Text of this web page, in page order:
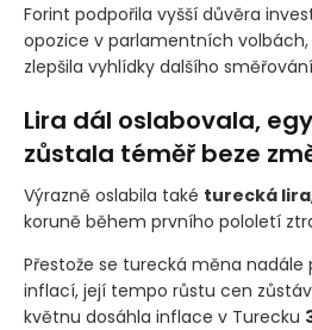
Forint podpořila vyšší důvěra
opozice v parlamentních
zlepšila vyhlídky dalšího
Lira dál oslabovala,
zůstala téměř beze
Výrazně oslabila také turecká lira
koruně během prvního pololetí
Přestože se turecká měna nadále
inflací, její tempo růstu cen
květnu dosáhla inflace v Turecku